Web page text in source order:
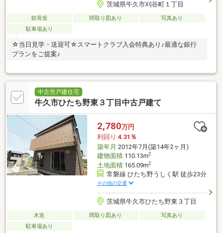
茨城県牛久市刈谷町１丁目
鉄骨造 間取り図あり
写真あり
駐車場あり
☆当日見学・送迎可☆スマートクラブ入会特典あり♪最適な銀行
プランをご提案♪
中古売戸建住宅
牛久市ひたち野東３丁目中古戸建て
2,780万円
利回り 4.31％
築年月 2012年7月(築14年2ヶ月)
建物面積110.13m2
土地面積165.09m2
常磐線 ひたち野うしく駅 徒歩23分
その他の交通
茨城県牛久市ひたち野東３丁目
木造 間取り図あり
写真あり
駐車場あり